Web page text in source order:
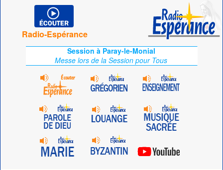
Radio-Espérance
Session à Paray-le-Monial
Messe lors de la Session pour Tous